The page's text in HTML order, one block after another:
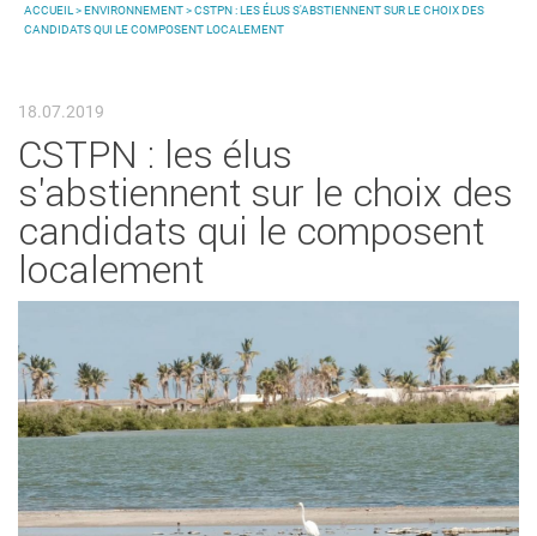
VOUS ÊTES ICI
ACCUEIL >ENVIRONNEMENT> CSTPN : LES ÉLUS S'ABSTIENNENT SUR LE CHOIX DES
CANDIDATS QUI LE COMPOSENT LOCALEMENT
18.07.2019
CSTPN : les élus
s'abstiennent sur le choix des
candidats qui le composent
localement